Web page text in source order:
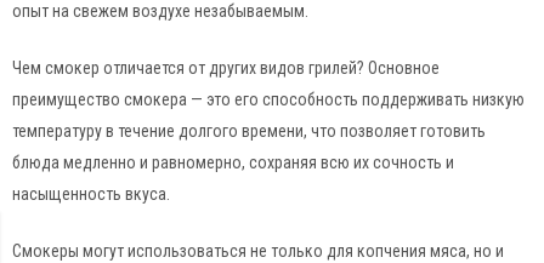
опыт на свежем воздухе незабываемым.
Чем смокер отличается от других видов грилей? Основное
преимущество смокера — это его способность поддерживать низкую
температуру в течение долгого времени, что позволяет готовить
блюда медленно и равномерно, сохраняя всю их сочность и
насыщенность вкуса.
Смокеры могут использоваться не только для копчения мяса, но и